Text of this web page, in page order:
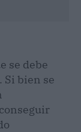
se debe
Si bien se